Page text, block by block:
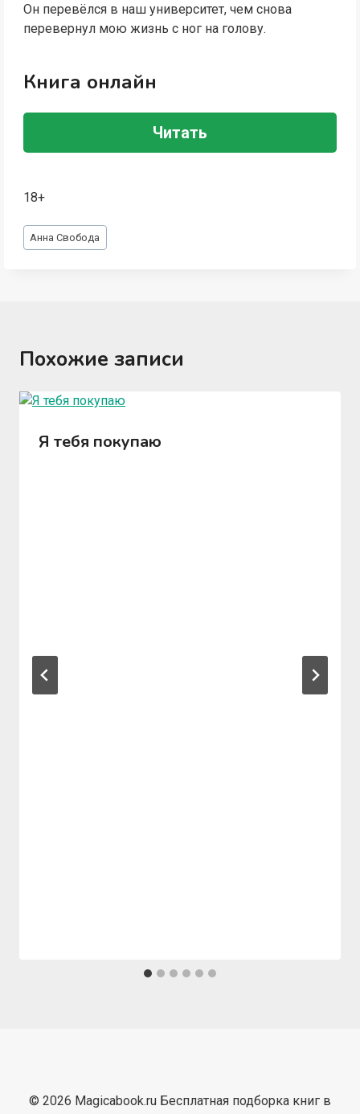
Он перевёлся в наш университет, чем снова
перевернул мою жизнь с ног на голову.
Книга онлайн
Читать
18+
Метки
записи:
Анна Свобода
Похожие записи
Я тебя покупаю
© 2026 Magicabook.ru Бесплатная подборка книг в